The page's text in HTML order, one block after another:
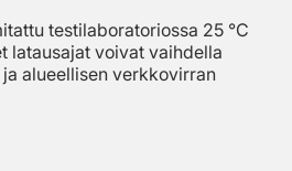
testilaboratoriossa 25 °C
latausajat voivat vaihdella
alueellisen verkkovirran